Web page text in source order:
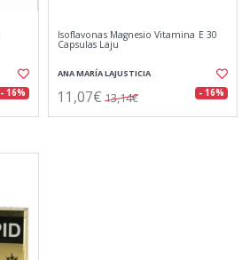
- 16%
Isoflavonas Magnesio Vitamina E 30
Capsulas Laju
ANA MARÍA LAJUSTICIA
11,07€ 13,14€ - 16%